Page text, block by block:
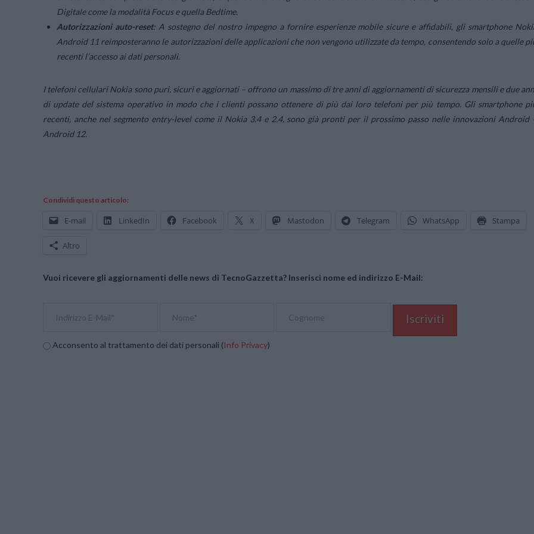
Digitale come la modalità Focus e quella Bedtime.
Autorizzazioni auto-reset: A sostegno del nostro impegno a fornire esperienze mobile sicure e affidabili, gli smartphone
Android 11 reimposteranno le autorizzazioni delle applicazioni che non vengono utilizzate da tempo, consentendo solo a quelle
recenti l’accesso ai dati personali.
I telefoni cellulari Nokia sono puri, sicuri e aggiornati – offrono un massimo di tre anni di aggiornamenti di sicurezza mensili e due
di update del sistema operativo in modo che i clienti possano ottenere di più dai loro telefoni per più tempo. Gli smartphone
recenti, anche nel segmento entry-level come il Nokia 3.4 e 2.4, sono già pronti per il prossimo passo nelle innovazioni Android
Android 12.
Condividi questo articolo:
E-mail LinkedIn Facebook X Mastodon Telegram WhatsApp Stampa
Altro
Vuoi ricevere gli aggiornamenti delle news di TecnoGazzetta? Inserisci nome ed indirizzo E-Mail:
Acconsento al trattamento dei dati personali (Info Privacy)